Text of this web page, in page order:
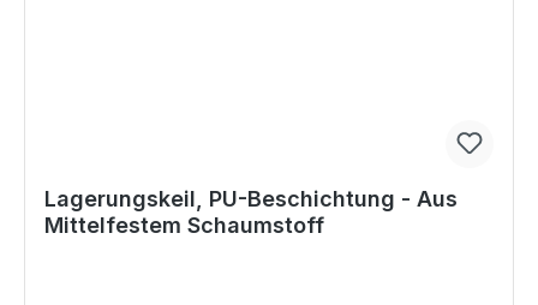
Lagerungskeil, PU-Beschichtung - Aus
Mittelfestem Schaumstoff